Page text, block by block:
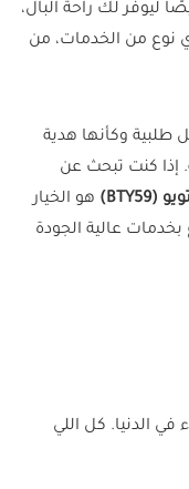
ليوفر لك راحة البال،
نوع من الخدمات، من
طلبية وكأنها هدية
إذا كنت تبحث عن
(
BTY59
) هو الخيار
عالية الجودة
الدنيا. كل اللي